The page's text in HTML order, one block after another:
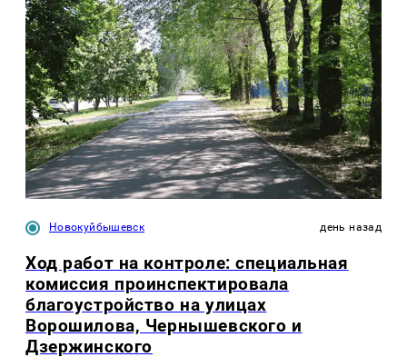
Новокуйбышевск день назад
Ход работ на контроле: специальная
комиссия проинспектировала
благоустройство на улицах
Ворошилова, Чернышевского и
Дзержинского